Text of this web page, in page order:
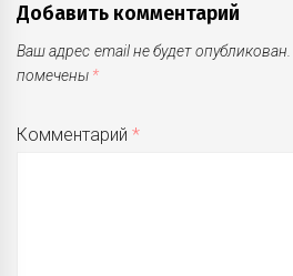
Добавить комментарий
Ваш адрес email не будет опубликован.
помечены *
Комментарий*